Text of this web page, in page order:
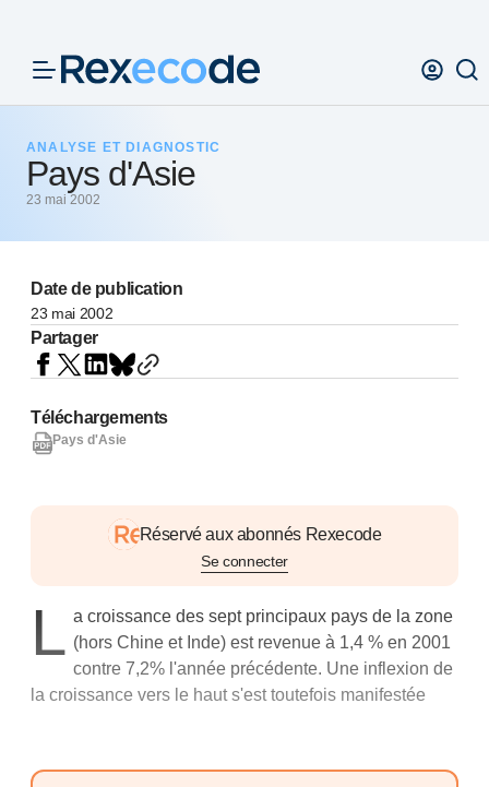
ANALYSE ET DIAGNOSTIC
Pays d'Asie
23 mai 2002
Date de publication
23 mai 2002
Partager
Réservé aux abonnés Rexecode
Se connecter
L a croissance des sept principaux pays de la zone
(hors Chine et Inde) est revenue à 1,4 % en 2001
contre 7,2% l'année précédente. Une inflexion de
la croissance vers le haut s'est toutefois manifestée
Téléchargements
Pays d'Asie